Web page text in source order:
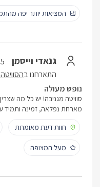
המציאות יותר יפה
גנאדי וייסמן
התארחנו ב
נופש מעולה
סוויטה מגניבה! יש כל מה
מארחת נפלאה, זמינה ותמיד
חוות דעת מאומתת
מעל המצופה